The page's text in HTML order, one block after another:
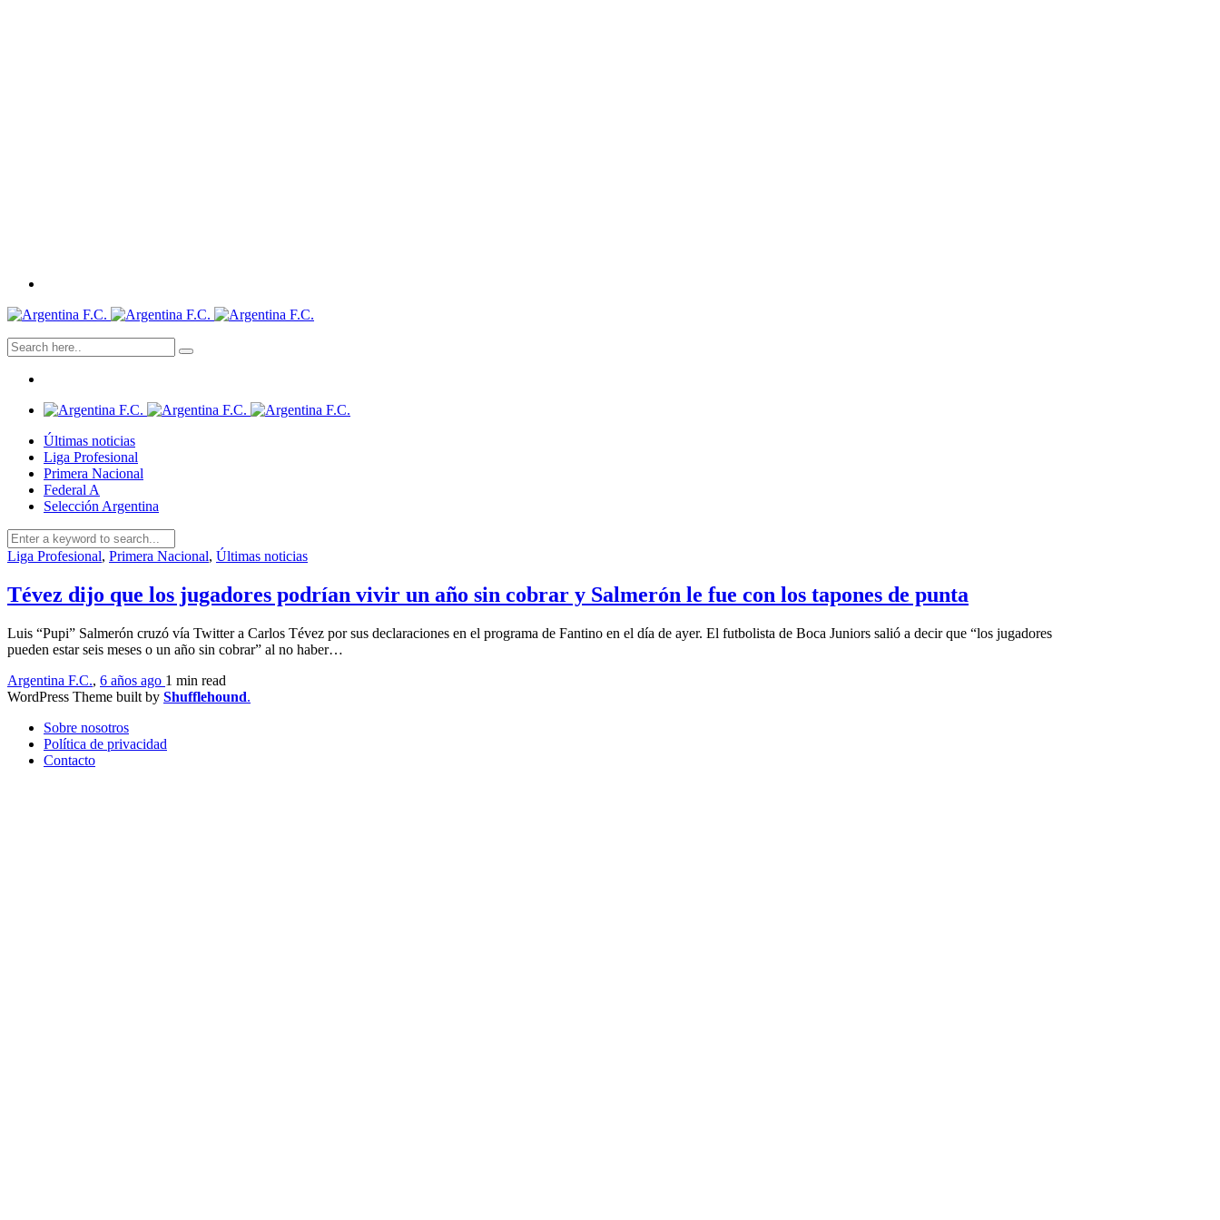
Últimas noticias
Liga Profesional
Primera Nacional
Federal A
Selección Argentina
Liga Profesional, Primera Nacional, Últimas noticias
Tévez dijo que los jugadores podrían vivir un año sin cobrar y Salmerón le fue con los tapones de punta
Luis “Pupi” Salmerón cruzó vía Twitter a Carlos Tévez por sus declaraciones en el programa de Fantino en el día de ayer. El futbolista de Boca Juniors salió a decir que “los jugadores
pueden estar seis meses o un año sin cobrar” al no haber…
Argentina F.C., 6 años ago 1 min read
WordPress Theme built by Shufflehound.
Sobre nosotros
Política de privacidad
Contacto